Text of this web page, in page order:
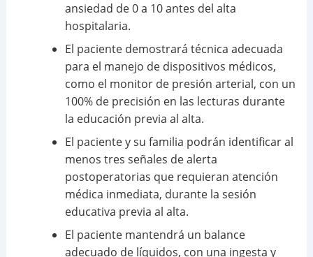
ansiedad de 0 a 10 antes del alta
hospitalaria.
El paciente demostrará técnica adecuada
para el manejo de dispositivos médicos,
como el monitor de presión arterial, con un
100% de precisión en las lecturas durante
la educación previa al alta.
El paciente y su familia podrán identificar al
menos tres señales de alerta
postoperatorias que requieran atención
médica inmediata, durante la sesión
educativa previa al alta.
El paciente mantendrá un balance
adecuado de líquidos, con una ingesta y